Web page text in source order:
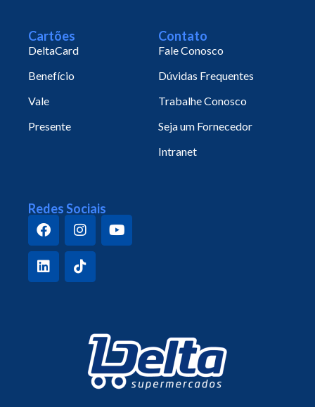
Cartões
DeltaCard
Benefício
Vale
Presente
Contato
Fale Conosco
Dúvidas Frequentes
Trabalhe Conosco
Seja um Fornecedor
Intranet
Redes Sociais